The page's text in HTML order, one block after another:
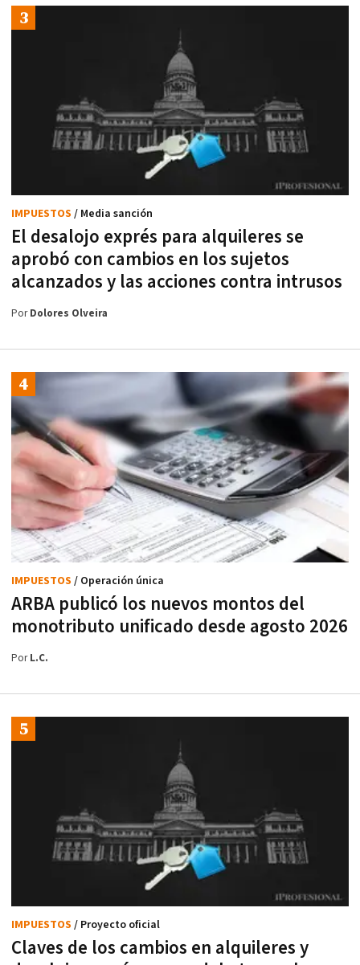
El desalojo exprés para alquileres se
aprobó con cambios en los sujetos
alcanzados y las acciones contra intrusos
IMPUESTOS / Media sanción
PorDolores Olveira
ARBA publicó los nuevos montos del
monotributo unificado desde agosto 2026
IMPUESTOS / Operación única
PorL.C.
Claves de los cambios en alquileres y
IMPUESTOS / Proyecto oficial